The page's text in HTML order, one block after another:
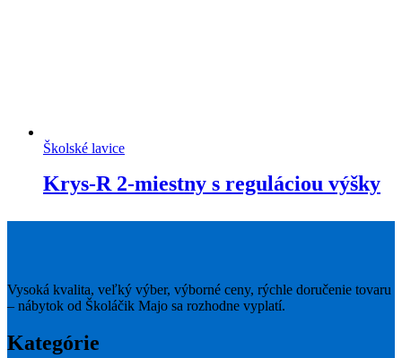
Školské lavice
Krys-R 2-miestny s reguláciou výšky
Vysoká kvalita, veľký výber, výborné ceny, rýchle doručenie tovaru
– nábytok od Školáčik Majo sa rozhodne vyplatí.
Kategórie